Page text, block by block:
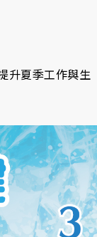
升夏季工作與生